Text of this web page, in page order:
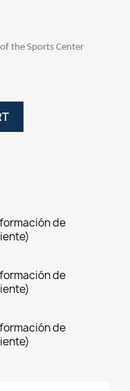
the Sports Center
de
de
de